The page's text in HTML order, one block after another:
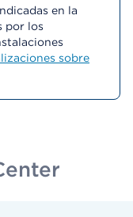
en la
por los
sobre